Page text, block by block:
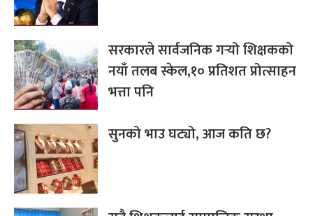
सरकारले सार्वजनिक गर्‍यो शिक्षकको
नयाँ तलब स्केल,१० प्रतिशत प्रोत्साहन
भत्ता पनि
सुनको भाउ घट्यो, आज कति छ?